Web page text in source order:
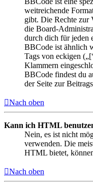
weitreichende
gibt. Die Rechte zur
die Board-
durch dich für jeden
BBCode ist ähnlich
Tags von eckigen
Klammern
BBCode findest du
der Seite zur
Nach oben
Kann ich HTML
Nein, es ist nicht
verwenden. Die
HTML bietet,
Nach oben